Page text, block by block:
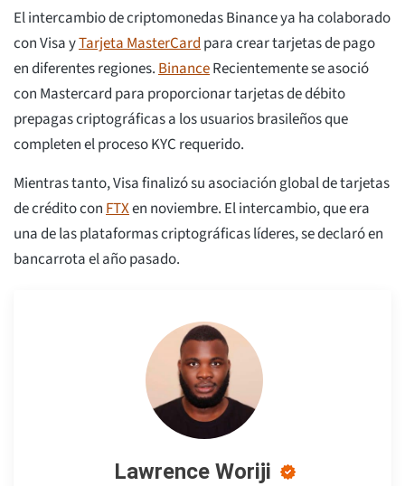
El intercambio de criptomonedas Binance ya ha colaborado
con Visa yTarjeta MasterCardpara crear tarjetas de pago
en diferentes regiones.BinanceRecientemente se asoció
con Mastercard para proporcionar tarjetas de débito
prepagas criptográficas a los usuarios brasileños que
completen el proceso KYC requerido.
Mientras tanto, Visa finalizó su asociación global de tarjetas
de crédito conFTXen noviembre. El intercambio, que era
una de las plataformas criptográficas líderes, se declaró en
bancarrota el año pasado.
Lawrence Woriji